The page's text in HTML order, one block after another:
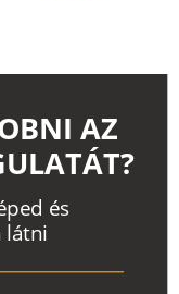
ped és
látni
AZ